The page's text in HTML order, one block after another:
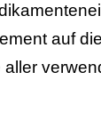
auf die